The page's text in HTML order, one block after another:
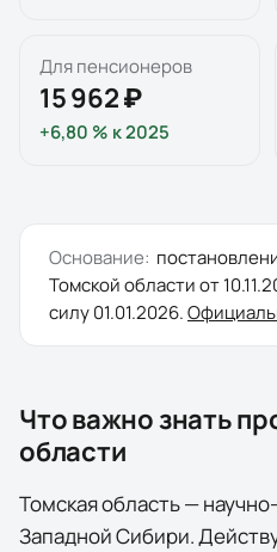
Для пенсионеров
15 962 ₽
+6,80 % к2025
Основание:
Томской областиот
силу01.01.2026.
Что важно знать
области
Томская область —
Западной Сибири.